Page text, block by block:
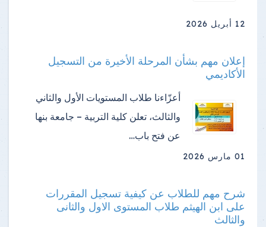
12 أبريل 2026
إعلان مهم بشأن المرحلة الأخيرة من التسجيل
الأكاديمي
أعزّاءنا طلاب المستويات الأول والثاني
والثالث، تعلن كلية التربية – جامعة بنها
عن فتح باب…
01 مارس 2026
شرح مهم للطلاب عن كيفية تسجيل المقررات
على ابن الهيثم طلاب المستوى الاول والثانى
والثالث